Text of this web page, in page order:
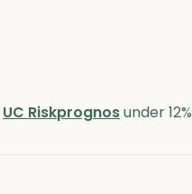
UC Riskprognosunder 12%